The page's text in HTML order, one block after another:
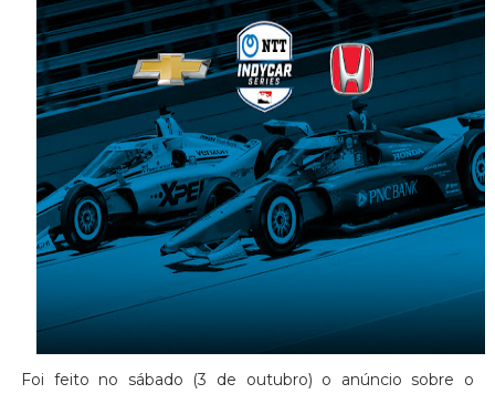
Foi feito no sábado (3 de outubro) o anúncio sobre o